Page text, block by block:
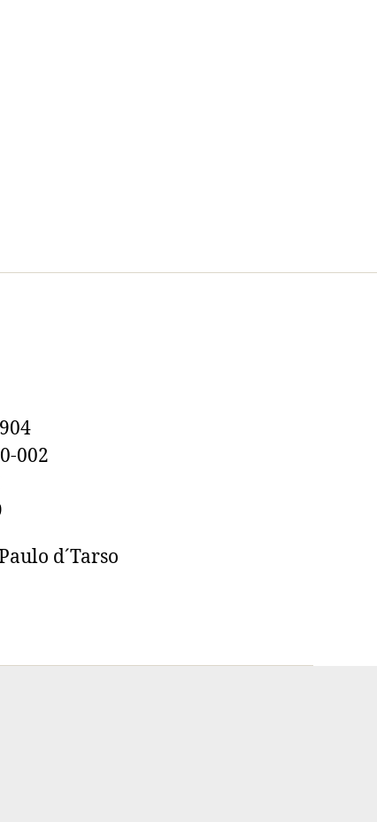
002
d´Tarso